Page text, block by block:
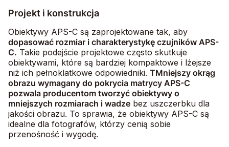
Projekt i konstrukcja
Obiektywy APS-C są zaprojektowane tak, aby
dopasować rozmiar i charakterystykę czujników APS-
C. Takie podejście projektowe często skutkuje
obiektywami, które są bardziej kompaktowe i lżejsze
niż ich pełnoklatkowe odpowiedniki. TMniejszy okrąg
obrazu wymagany do pokrycia matrycy APS-C
pozwala producentom tworzyć obiektywy o
mniejszych rozmiarach i wadze bez uszczerbku dla
jakości obrazu. To sprawia, że obiektywy APS-C są
idealne dla fotografów, którzy cenią sobie
przenośność i wygodę.